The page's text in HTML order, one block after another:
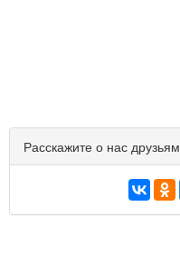
Расскажите о нас друзьям